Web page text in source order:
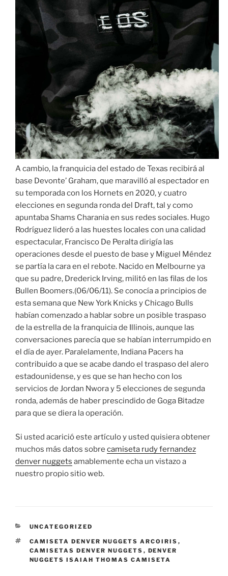
A cambio, la franquicia del estado de Texas recibirá al
base Devonte’ Graham, que maravilló al espectador en
su temporada con los Hornets en 2020, y cuatro
elecciones en segunda ronda del Draft, tal y como
apuntaba Shams Charania en sus redes sociales. Hugo
Rodríguez lideró a las huestes locales con una calidad
espectacular, Francisco De Peralta dirigía las
operaciones desde el puesto de base y Miguel Méndez
se partía la cara en el rebote. Nacido en Melbourne ya
que su padre, Drederick Irving, militó en las filas de los
Bullen Boomers.(06/06/11). Se conocía a principios de
esta semana que New York Knicks y Chicago Bulls
habían comenzado a hablar sobre un posible traspaso
de la estrella de la franquicia de Illinois, aunque las
conversaciones parecía que se habían interrumpido en
el día de ayer. Paralelamente, Indiana Pacers ha
contribuido a que se acabe dando el traspaso del alero
estadounidense, y es que se han hecho con los
servicios de Jordan Nwora y 5 elecciones de segunda
ronda, además de haber prescindido de Goga Bitadze
para que se diera la operación.
Si usted acarició este artículo y usted quisiera obtener
muchos más datos sobre camiseta rudy fernandez
denver nuggets amablemente echa un vistazo a
nuestro propio sitio web.
CATEGORÍAS
UNCATEGORIZED
ETIQUETAS
CAMISETA DENVER NUGGETS ARCOIRIS ,
CAMISETAS DENVER NUGGETS , DENVER
NUGGETS ISAIAH THOMAS CAMISETA